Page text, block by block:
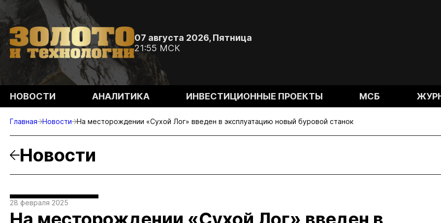
07 августа 2026, Пятница
21:55 МСК
НОВОСТИ АНАЛИТИКА ИНВЕСТИЦИОННЫЕ ПРОЕКТЫ МСБ
Главная Новости На месторождении «Сухой Лог» введен в эксплуатацию новый буровой станок
Новости
28 февраля 2025